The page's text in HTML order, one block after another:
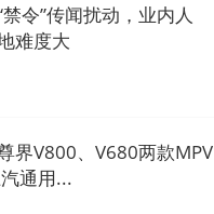
令”传闻扰动，业内人
难度大
界V800、V680两款MPV
通用...